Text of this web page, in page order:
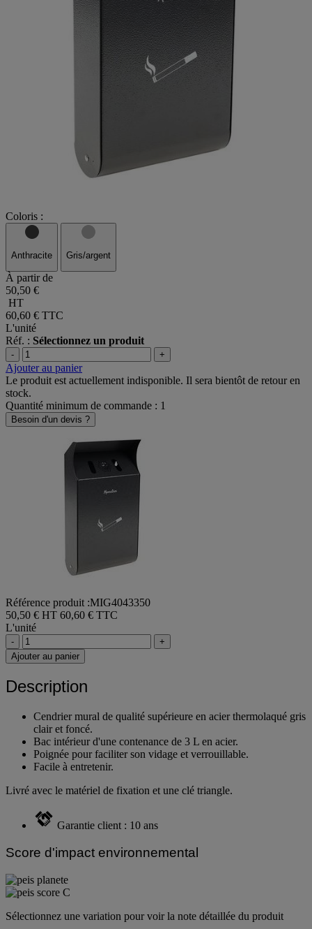
Coloris :
Anthracite Gris/argent
À partir de
50,50 €
HT
60,60 € TTC
L'unité
Réf. : Sélectionnez un produit
- +
Ajouter au panier
Le produit est actuellement indisponible. Il sera bientôt de retour en
stock.
Quantité minimum de commande : 1
Besoin d'un devis ?
Référence produit :MIG4043350
50,50 € HT 60,60 € TTC
L'unité
-
+
Ajouter au panier
Description
Cendrier mural de qualité supérieure en acier thermolaqué gris
clair et foncé.
Bac intérieur d'une contenance de 3 L en acier.
Poignée pour faciliter son vidage et verrouillable.
Facile à entretenir.
Livré avec le matériel de fixation et une clé triangle.
Garantie client : 10 ans
Score d'impact environnemental
Sélectionnez une variation pour voir la note détaillée du produit